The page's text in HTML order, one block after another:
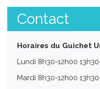
Contact
Horaires du Guichet
Lundi 8h30-12h00
Mardi 8h30-12h00